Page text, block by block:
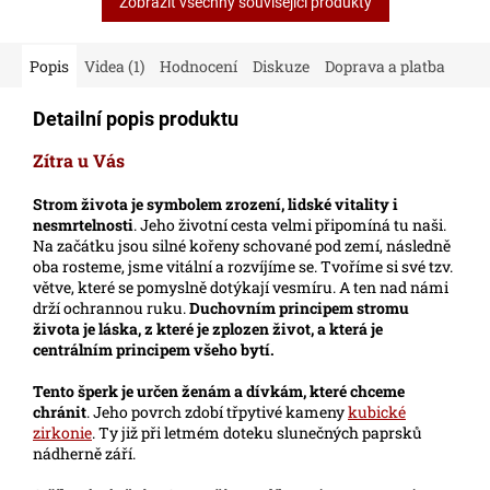
Popis Videa (1) Hodnocení Diskuze Doprava a platba
Detailní popis produktu
Zítra u Vás
Strom života je symbolem zrození, lidské vitality i
nesmrtelnosti. Jeho životní cesta velmi připomíná tu naši.
Na začátku jsou silné kořeny schované pod zemí, následně
oba rosteme, jsme vitální a rozvíjíme se. Tvoříme si své tzv.
větve, které se pomyslně dotýkají vesmíru. A ten nad námi
drží ochrannou ruku.Duchovním principem stromu
života je láska, z které je zplozen život, a která je
centrálním principem všeho bytí.
Tento šperk je určen ženám a dívkám, které chceme
chránit. Jeho povrch zdobí třpytivé kamenykubické
zirkonie. Ty již při letmém doteku slunečných paprsků
nádherně září.